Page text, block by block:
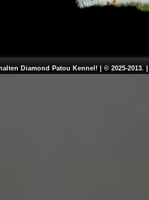
Diamond Patou Kennel! | © 2025-2013.